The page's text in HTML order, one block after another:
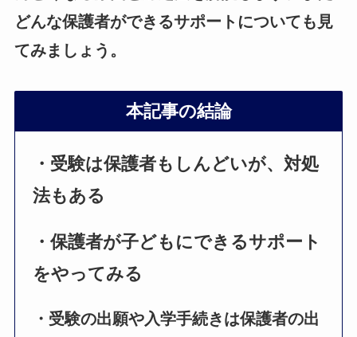
どんな保護者ができるサポートについても見
てみましょう。
本記事の結論
・受験は保護者もしんどいが、対処
法もある
・保護者が子どもにできるサポート
をやってみる
・受験の出願や入学手続きは保護者の出